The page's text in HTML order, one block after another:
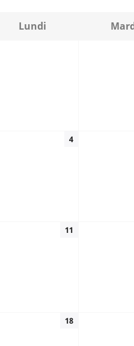
Lundi
4
11
18